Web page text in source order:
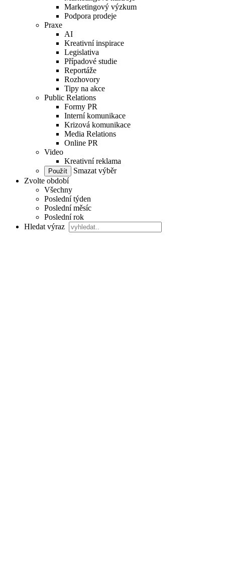
Marketingový výzkum
Podpora prodeje
Praxe
AI
Kreativní inspirace
Legislativa
Případové studie
Reportáže
Rozhovory
Tipy na akce
Public Relations
Formy PR
Interní komunikace
Krizová komunikace
Media Relations
Online PR
Video
Kreativní reklama
Smazat výběr
Zvolte období
Všechny
Poslední týden
Poslední měsíc
Poslední rok
Hledat výraz